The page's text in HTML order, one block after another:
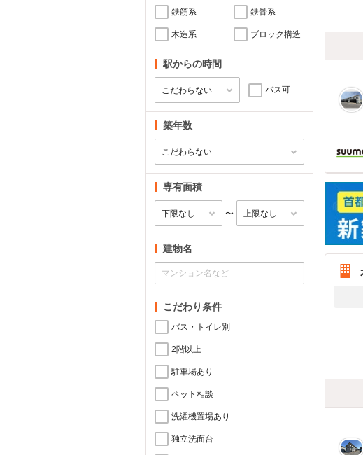
鉄筋系 鉄骨系
木造系 ブロック構造
駅からの時間
バス可
築年数
専有面積
〜
建物名
こだわり条件
バス・トイレ別
2階以上
駐車場あり
ペット相談
洗濯機置場あり
独立洗面台